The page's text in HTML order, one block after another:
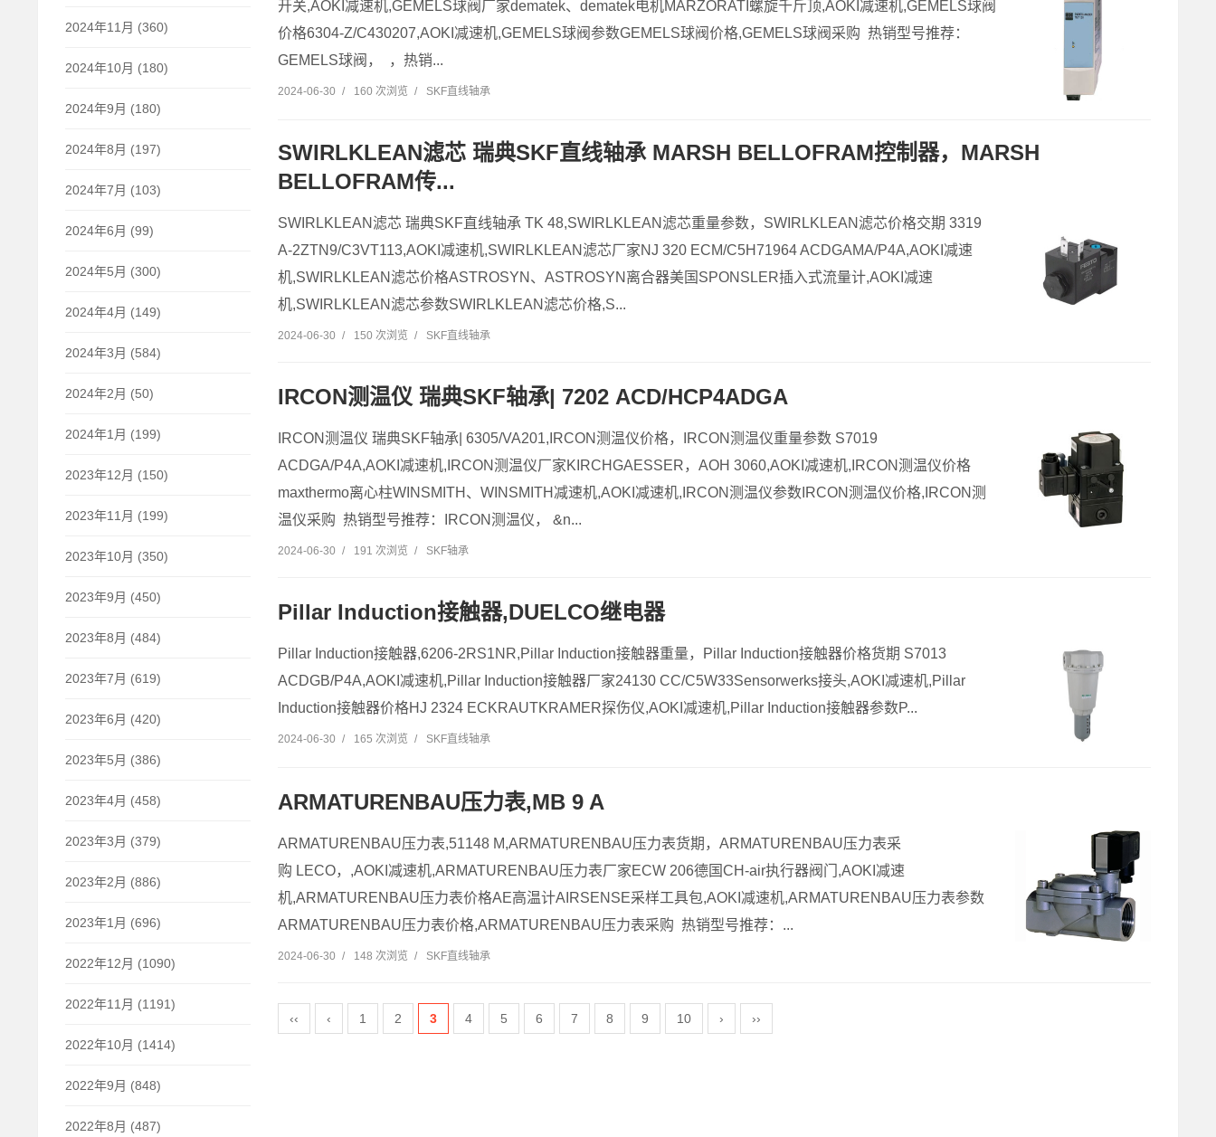
2024年11月 (360)
2024年10月 (180)
2024年9月 (180)
2024年8月 (197)
2024年7月 (103)
2024年6月 (99)
2024年5月 (300)
2024年4月 (149)
2024年3月 (584)
2024年2月 (50)
2024年1月 (199)
2023年12月 (150)
2023年11月 (199)
2023年10月 (350)
2023年9月 (450)
2023年8月 (484)
2023年7月 (619)
2023年6月 (420)
2023年5月 (386)
2023年4月 (458)
2023年3月 (379)
2023年2月 (886)
2023年1月 (696)
2022年12月 (1090)
2022年11月 (1191)
2022年10月 (1414)
2022年9月 (848)
2022年8月 (487)
开关,AOKI减速机,GEMELS球阀厂家dematek、dematek电机MARZORATI螺旋千斤顶,AOKI减速机,GEMELS球阀
价格6304-Z/C430207,AOKI减速机,GEMELS球阀参数GEMELS球阀价格,GEMELS球阀采购 热销型号推荐：
GEMELS球阀， ，热销...
2024-06-30 / 160 次浏览 / SKF直线轴承
SWIRLKLEAN滤芯 瑞典SKF直线轴承 MARSH BELLOFRAM控制器，MARSH
BELLOFRAM传...
SWIRLKLEAN滤芯 瑞典SKF直线轴承 TK 48,SWIRLKLEAN滤芯重量参数，SWIRLKLEAN滤芯价格交期 3319
A-2ZTN9/C3VT113,AOKI减速机,SWIRLKLEAN滤芯厂家NJ 320 ECM/C5H71964 ACDGAMA/P4A,AOKI减速
机,SWIRLKLEAN滤芯价格ASTROSYN、ASTROSYN离合器美国SPONSLER插入式流量计,AOKI减速
机,SWIRLKLEAN滤芯参数SWIRLKLEAN滤芯价格,S...
2024-06-30 / 150 次浏览 / SKF直线轴承
IRCON测温仪 瑞典SKF轴承| 7202 ACD/HCP4ADGA
IRCON测温仪 瑞典SKF轴承| 6305/VA201,IRCON测温仪价格，IRCON测温仪重量参数 S7019
ACDGA/P4A,AOKI减速机,IRCON测温仪厂家KIRCHGAESSER，AOH 3060,AOKI减速机,IRCON测温仪价格
maxthermo离心柱WINSMITH、WINSMITH减速机,AOKI减速机,IRCON测温仪参数IRCON测温仪价格,IRCON测
温仪采购 热销型号推荐：IRCON测温仪， &n...
2024-06-30 / 191 次浏览 / SKF轴承
Pillar Induction接触器,DUELCO继电器
Pillar Induction接触器,6206-2RS1NR,Pillar Induction接触器重量，Pillar Induction接触器价格货期 S7013
ACDGB/P4A,AOKI减速机,Pillar Induction接触器厂家24130 CC/C5W33Sensorwerks接头,AOKI减速机,Pillar
Induction接触器价格HJ 2324 ECKRAUTKRAMER探伤仪,AOKI减速机,Pillar Induction接触器参数P...
2024-06-30 / 165 次浏览 / SKF直线轴承
ARMATURENBAU压力表,MB 9 A
ARMATURENBAU压力表,51148 M,ARMATURENBAU压力表货期，ARMATURENBAU压力表采
购 LECO，,AOKI减速机,ARMATURENBAU压力表厂家ECW 206德国CH-air执行器阀门,AOKI减速
机,ARMATURENBAU压力表价格AE高温计AIRSENSE采样工具包,AOKI减速机,ARMATURENBAU压力表参数
ARMATURENBAU压力表价格,ARMATURENBAU压力表采购 热销型号推荐：...
2024-06-30 / 148 次浏览 / SKF直线轴承
‹‹ ‹ 1 2 3 4 5 6 7 8 9 10 › ››